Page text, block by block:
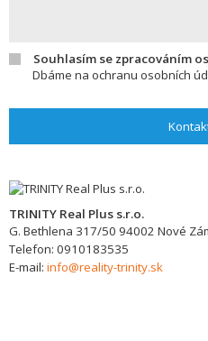
Souhlasím se zpracováním
Dbáme na ochranu osobních
TRINITY Real Plus s.r.o.
G. Bethlena 317/50 94002 Nové
Telefon: 0910183535
E-mail: info@reality-trinity.sk